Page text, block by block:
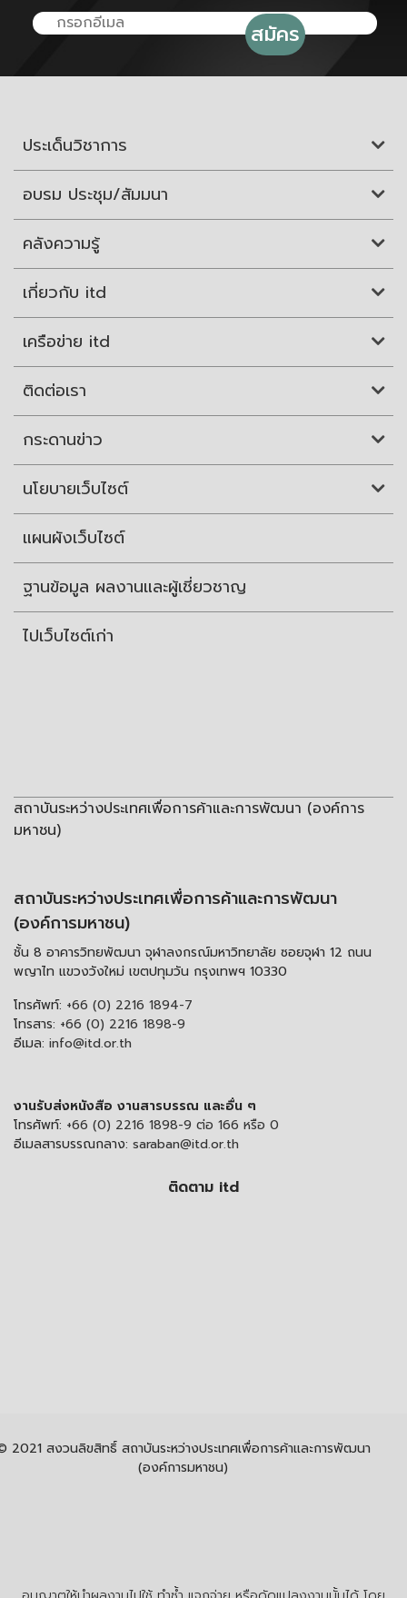
ประเด็นวิชาการ
อบรม ประชุม/สัมมนา
คลังความรู้
เกี่ยวกับ itd
เครือข่าย itd
ติดต่อเรา
กระดานข่าว
นโยบายเว็บไซต์
แผนผังเว็บไซต์
ฐานข้อมูล ผลงานและผู้เชี่ยวชาญ
ไปเว็บไซต์เก่า
สถาบันระหว่างประเทศเพื่อการค้าและการพัฒนา (องค์การ
มหาชน)
สถาบันระหว่างประเทศเพื่อการค้าและการพัฒนา
(องค์การมหาชน)
ชั้น 8 อาคารวิทยพัฒนา จุฬาลงกรณ์มหาวิทยาลัย ซอยจุฬา 12 ถนน
พญาไท แขวงวังใหม่ เขตปทุมวัน กรุงเทพฯ 10330
โทรศัพท์: +66 (0) 2216 1894-7
โทรสาร: +66 (0) 2216 1898-9
อีเมล: info@itd.or.th
งานรับส่งหนังสือ งานสารบรรณ และอื่น ๆ
โทรศัพท์: +66 (0) 2216 1898-9 ต่อ 166 หรือ 0
อีเมลสารบรรณกลาง: saraban@itd.or.th
ติดตาม itd
2021 สงวนลิขสิทธิ์ สถาบันระหว่างประเทศเพื่อการค้าและการพัฒนา
(องค์การมหาชน)